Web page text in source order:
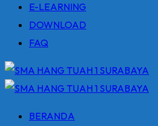
E-LEARNING
DOWNLOAD
FAQ
BERANDA